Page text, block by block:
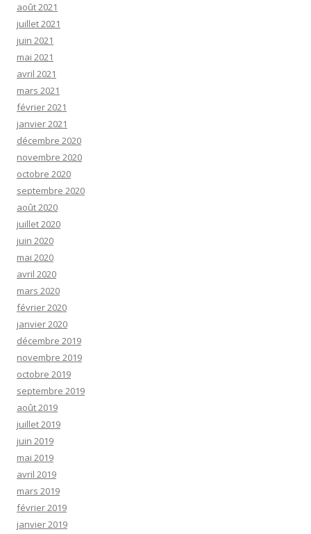
août 2021
juillet 2021
juin 2021
mai 2021
avril 2021
mars 2021
février 2021
janvier 2021
décembre 2020
novembre 2020
octobre 2020
septembre 2020
août 2020
juillet 2020
juin 2020
mai 2020
avril 2020
mars 2020
février 2020
janvier 2020
décembre 2019
novembre 2019
octobre 2019
septembre 2019
août 2019
juillet 2019
juin 2019
mai 2019
avril 2019
mars 2019
février 2019
janvier 2019